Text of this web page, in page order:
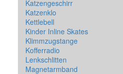
Katzengeschirr
Katzenklo
Kettlebell
Kinder Inline Skates
Klimmzugstange
Kofferradio
Lenkschlitten
Magnetarmband